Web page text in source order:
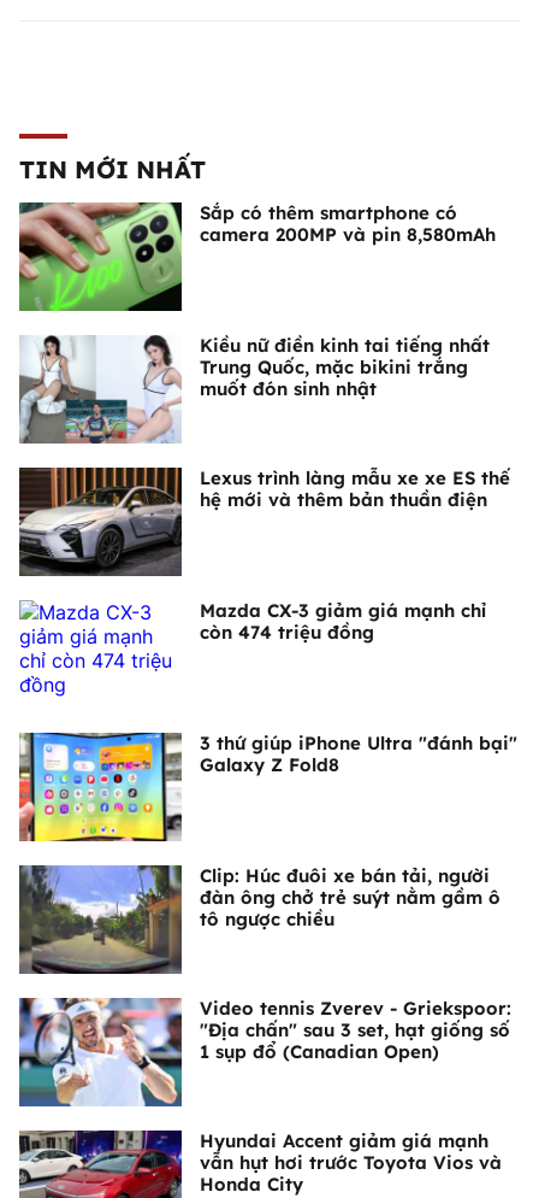
TIN MỚI NHẤT
Sắp có thêm smartphone có
camera 200MP và pin 8,580mAh
Kiều nữ điền kinh tai tiếng nhất
Trung Quốc, mặc bikini trắng
muốt đón sinh nhật
Lexus trình làng mẫu xe xe ES thế
hệ mới và thêm bản thuần điện
Mazda CX-3 giảm giá mạnh chỉ
còn 474 triệu đồng
3 thứ giúp iPhone Ultra "đánh bại"
Galaxy Z Fold8
Clip: Húc đuôi xe bán tải, người
đàn ông chở trẻ suýt nằm gầm ô
tô ngược chiều
Video tennis Zverev - Griekspoor:
"Địa chấn" sau 3 set, hạt giống số
1 sụp đổ (Canadian Open)
Hyundai Accent giảm giá mạnh
vẫn hụt hơi trước Toyota Vios và
Honda City